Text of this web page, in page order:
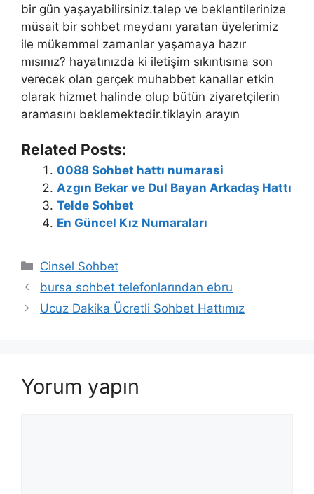
bir gün yaşayabilirsiniz.talep ve beklentilerinize
müsait bir sohbet meydanı yaratan üyelerimiz
ile mükemmel zamanlar yaşamaya hazır
mısınız? hayatınızda ki iletişim sıkıntısına son
verecek olan gerçek muhabbet kanallar etkin
olarak hizmet halinde olup bütün ziyaretçilerin
aramasını beklemektedir.tiklayin arayın
Related Posts:
0088 Sohbet hattı numarasi
Azgın Bekar ve Dul Bayan Arkadaş Hattı
Telde Sohbet
En Güncel Kız Numaraları
Kategoriler
Cinsel Sohbet
bursa sohbet telefonlarından ebru
Ucuz Dakika Ücretli Sohbet Hattımız
Yorum yapın